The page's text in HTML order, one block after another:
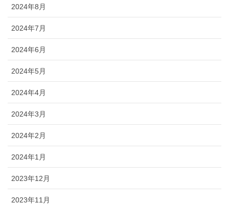
2024年8月
2024年7月
2024年6月
2024年5月
2024年4月
2024年3月
2024年2月
2024年1月
2023年12月
2023年11月